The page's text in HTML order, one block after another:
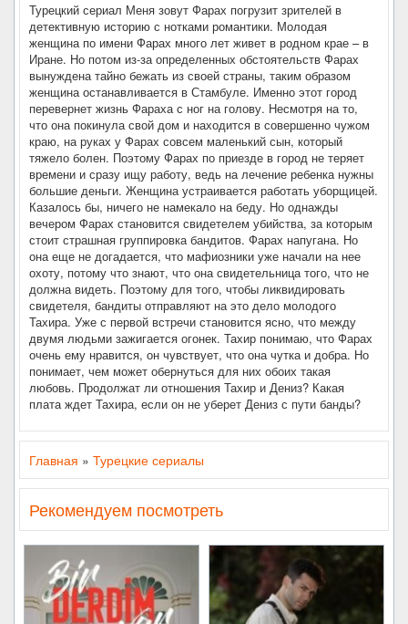
Турецкий сериал Меня зовут Фарах погрузит зрителей в
детективную историю с нотками романтики. Молодая
женщина по имени Фарах много лет живет в родном крае – в
Иране. Но потом из-за определенных обстоятельств Фарах
вынуждена тайно бежать из своей страны, таким образом
женщина останавливается в Стамбуле. Именно этот город
перевернет жизнь Фараха с ног на голову. Несмотря на то,
что она покинула свой дом и находится в совершенно чужом
краю, на руках у Фарах совсем маленький сын, который
тяжело болен. Поэтому Фарах по приезде в город не теряет
времени и сразу ищу работу, ведь на лечение ребенка нужны
большие деньги. Женщина устраивается работать уборщицей.
Казалось бы, ничего не намекало на беду. Но однажды
вечером Фарах становится свидетелем убийства, за которым
стоит страшная группировка бандитов. Фарах напугана. Но
она еще не догадается, что мафиозники уже начали на нее
охоту, потому что знают, что она свидетельница того, что не
должна видеть. Поэтому для того, чтобы ликвидировать
свидетеля, бандиты отправляют на это дело молодого
Тахира. Уже с первой встречи становится ясно, что между
двумя людьми зажигается огонек. Тахир понимаю, что Фарах
очень ему нравится, он чувствует, что она чутка и добра. Но
понимает, чем может обернуться для них обоих такая
любовь. Продолжат ли отношения Тахир и Дениз? Какая
плата ждет Тахира, если он не уберет Дениз с пути банды?
Главная » Турецкие сериалы
Рекомендуем посмотреть